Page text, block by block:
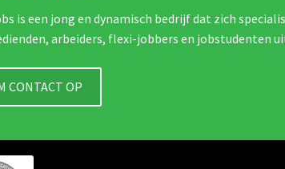
is een jong en dynamisch bedrijf dat zich
arbeiders, flexi-jobbers en jobstudenten
CONTACT OP